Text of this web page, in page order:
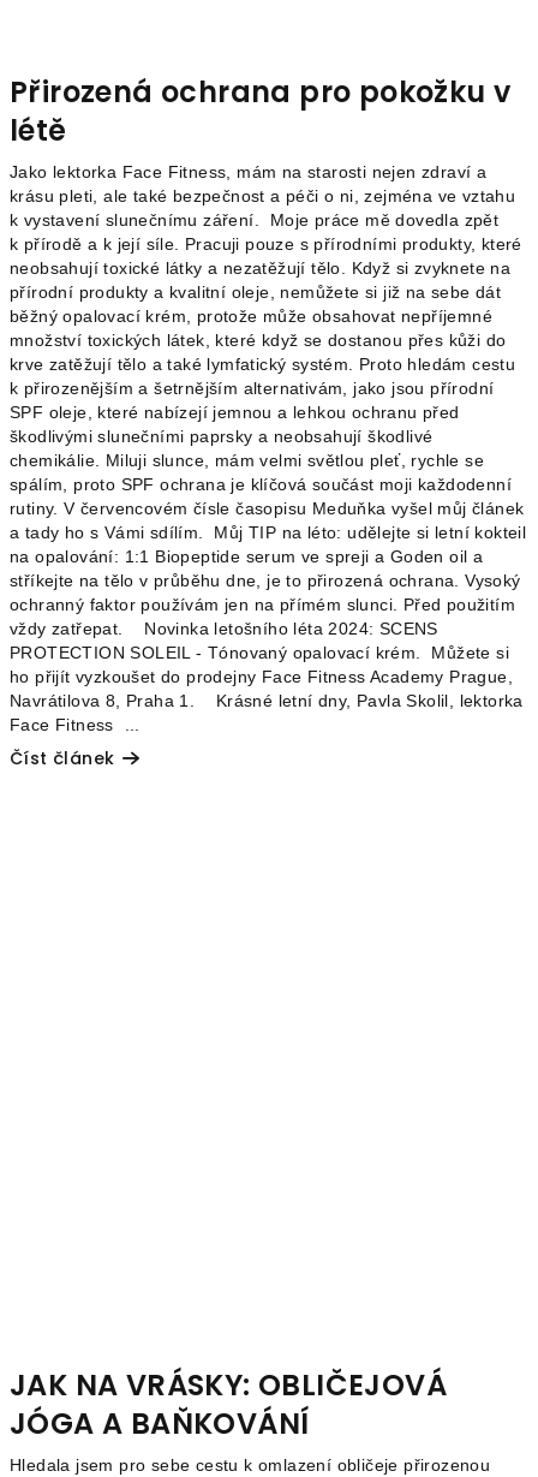
Přirozená ochrana pro pokožku v
létě
Jako lektorka Face Fitness, mám na starosti nejen zdraví a
krásu pleti, ale také bezpečnost a péči o ni, zejména ve vztahu
k vystavení slunečnímu záření. Moje práce mě dovedla zpět
k přírodě a k její síle. Pracuji pouze s přírodními produkty, které
neobsahují toxické látky a nezatěžují tělo. Když si zvyknete na
přírodní produkty a kvalitní oleje, nemůžete si již na sebe dát
běžný opalovací krém, protože může obsahovat nepříjemné
množství toxických látek, které když se dostanou přes kůži do
krve zatěžují tělo a také lymfatický systém. Proto hledám cestu
k přirozenějším a šetrnějším alternativám, jako jsou přírodní
SPF oleje, které nabízejí jemnou a lehkou ochranu před
škodlivými slunečními paprsky a neobsahují škodlivé
chemikálie. Miluji slunce, mám velmi světlou pleť, rychle se
spálím, proto SPF ochrana je klíčová součást moji každodenní
rutiny. V červencovém čísle časopisu Meduňka vyšel můj článek
a tady ho s Vámi sdílím. Můj TIP na léto: udělejte si letní kokteil
na opalování: 1:1 Biopeptide serum ve spreji a Goden oil a
stříkejte na tělo v průběhu dne, je to přirozená ochrana. Vysoký
ochranný faktor používám jen na přímém slunci. Před použitím
vždy zatřepat. Novinka letošního léta 2024: SCENS
PROTECTION SOLEIL - Tónovaný opalovací krém. Můžete si
ho přijít vyzkoušet do prodejny Face Fitness Academy Prague,
Navrátilova 8, Praha 1. Krásné letní dny, Pavla Skolil, lektorka
Face Fitness ...
Číst článek
JAK NA VRÁSKY: OBLIČEJOVÁ
JÓGA A BAŇKOVÁNÍ
Hledala jsem pro sebe cestu k omlazení obličeje přirozenou